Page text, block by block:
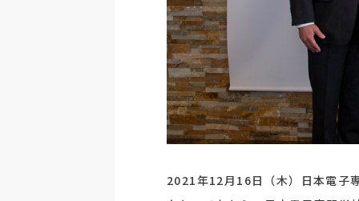
2021年12月16日（木）日本電子